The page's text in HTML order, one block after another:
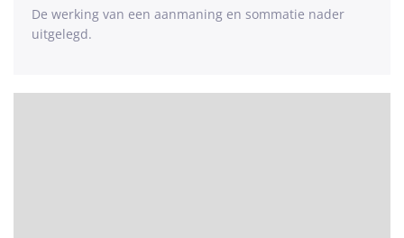
De werking van een aanmaning en sommatie nader
uitgelegd.